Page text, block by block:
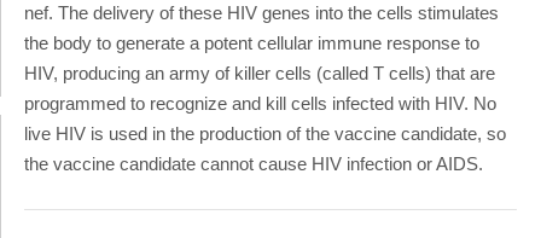
nef. The delivery of these HIV genes into the cells stimulates
the body to generate a potent cellular immune response to
HIV, producing an army of killer cells (called T cells) that are
programmed to recognize and kill cells infected with HIV. No
live HIV is used in the production of the vaccine candidate, so
the vaccine candidate cannot cause HIV infection or AIDS.